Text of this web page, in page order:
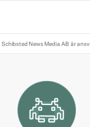
Schibsted News Media AB är